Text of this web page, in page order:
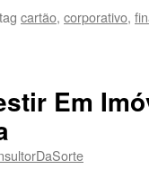
cartão, corporativo,
Em